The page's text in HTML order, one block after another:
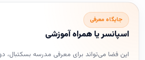
جایگاه معرفی
اسپانسر یا همراه آموزشی
این فضا می‌تواند برای معرفی مدرسه بسکتبال،